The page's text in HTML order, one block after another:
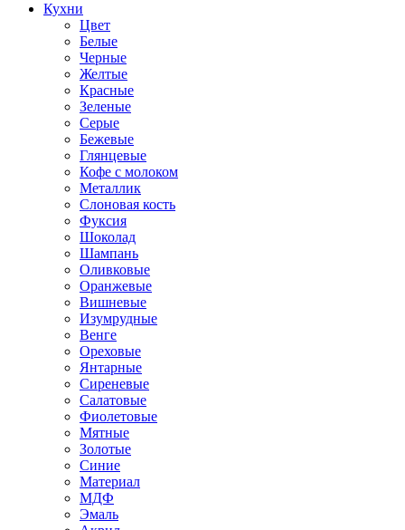
Кухни
Цвет
Белые
Черные
Желтые
Красные
Зеленые
Серые
Бежевые
Глянцевые
Кофе с молоком
Металлик
Слоновая кость
Фуксия
Шоколад
Шампань
Оливковые
Оранжевые
Вишневые
Изумрудные
Венге
Ореховые
Янтарные
Сиреневые
Салатовые
Фиолетовые
Мятные
Золотые
Синие
Материал
МДФ
Эмаль